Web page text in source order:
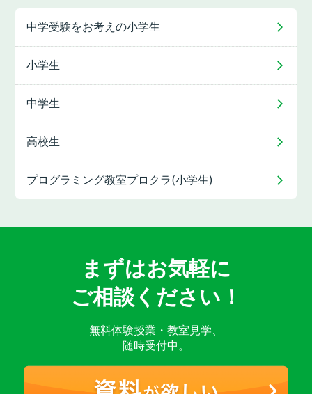
中学受験をお考えの小学生
小学生
中学生
高校生
プログラミング教室プロクラ(小学生)
まずはお気軽に
ご相談ください！
無料体験授業・教室見学、
随時受付中。